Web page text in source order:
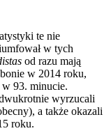
te nie
w tych
od razu mają
w 2014 roku,
93. minucie.
wyrzucali
a także okazali
roku.